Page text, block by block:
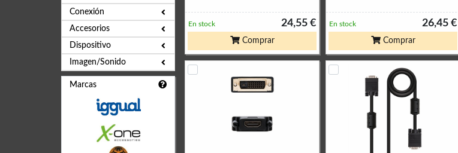
Conexión
Accesorios
Dispositivo
Imagen/Sonido
Marcas
24,55 €
En stock
Comprar
26,45 €
En stock
Comprar